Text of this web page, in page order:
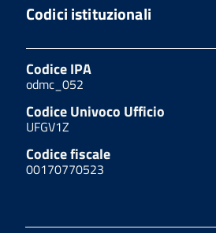
Codici istituzionali
Codice IPA
odmc_052
Codice Univoco Ufficio
UFGV1Z
Codice fiscale
00170770523